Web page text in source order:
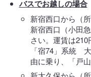
バスでお越しの場合
新宿西口から（
新宿西口（小田
さい。運賃は210
「宿74」系統
由に乗り、「戸